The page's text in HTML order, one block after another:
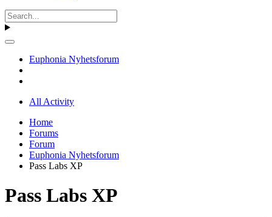
Euphonia Nyhetsforum
All Activity
Home
Forums
Forum
Euphonia Nyhetsforum
Pass Labs XP
Pass Labs XP